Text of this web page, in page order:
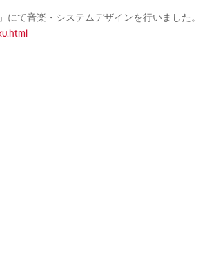
て音楽・システムデザインを行いました。